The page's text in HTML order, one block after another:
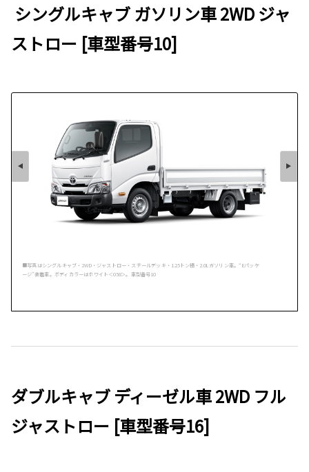
シングルキャブ ガソリン車 2WD ジャ
ストロー [車型番号10]
■写真はシングルキャブ・2WD・ジャストロー・スチールデッキ・1.25トン積・2.0Lガソリン車。“Eパッケ
ージ”装着車。ボディカラーはホワイト＜058＞。車型番号10
ダブルキャブ ディーゼル車 2WD フル
ジャストロー [車型番号16]